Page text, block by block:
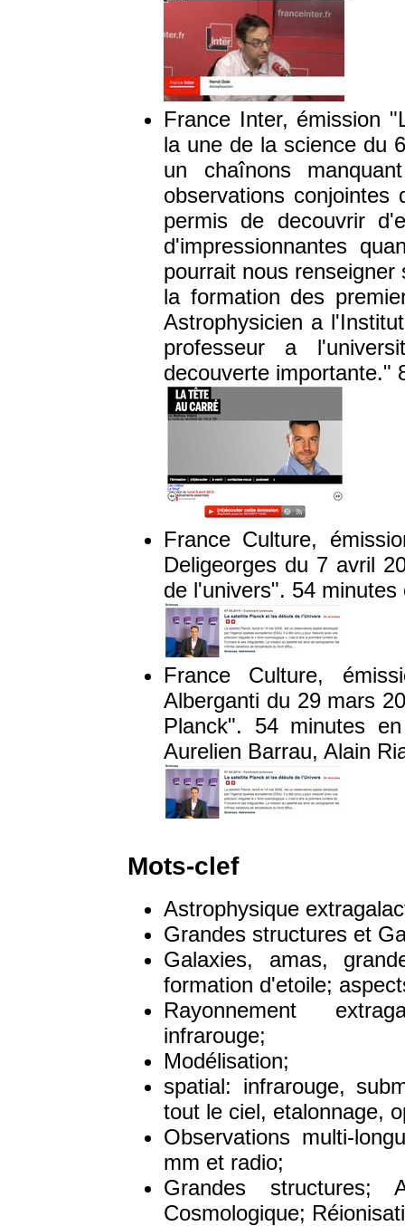
France Inter, émission
la une de la science du
un chaînons
observations
permis de decouvrir
d'impressionnantes
pourrait nous
la formation des
Astrophysicien a
professeur a
decouverte importante."
France Culture,
Deligeorges du 7 avril
de l'univers". 54 minutes
France Culture,
Alberganti du 29 mars
Planck". 54 minutes
Aurelien Barrau, Alain
Mots-clef
Astrophysique
Grandes structures et
Galaxies, amas,
formation d'etoile;
Rayonnement
infrarouge;
Modélisation;
spatial: infrarouge,
tout le ciel, etalonnage,
Observations multi-
mm et radio;
Grandes structures;
Cosmologique;